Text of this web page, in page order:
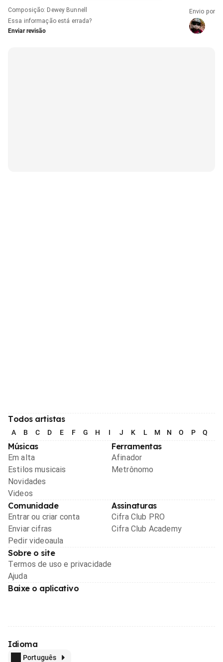
Composição: Dewey Bunnell
Essa informação está errada?
Enviar revisão
Envio por
Todos artistas
A B C D E F G H I J K L M N O P Q
Músicas
Em alta
Estilos musicais
Novidades
Videos
Ferramentas
Afinador
Metrônomo
Comunidade
Entrar ou criar conta
Enviar cifras
Pedir videoaula
Assinaturas
Cifra Club PRO
Cifra Club Academy
Sobre o site
Termos de uso e privacidade
Ajuda
Baixe o aplicativo
Idioma
Português